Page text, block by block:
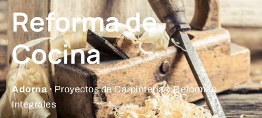
Carpintería
Reformas
Proyectos
Empresa
Reforma de
Cocina
Adorna ·Proyectos de Carpintería y Reformas
Integrales